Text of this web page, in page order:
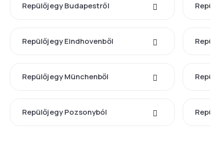
Repülőjegy Budapestről
Repülőjegy Eindhovenből
Repülőjegy Münchenből
Repülőjegy Pozsonyból